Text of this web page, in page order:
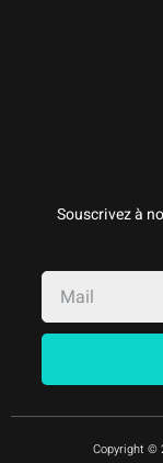
Souscrivez à
Copyright ©